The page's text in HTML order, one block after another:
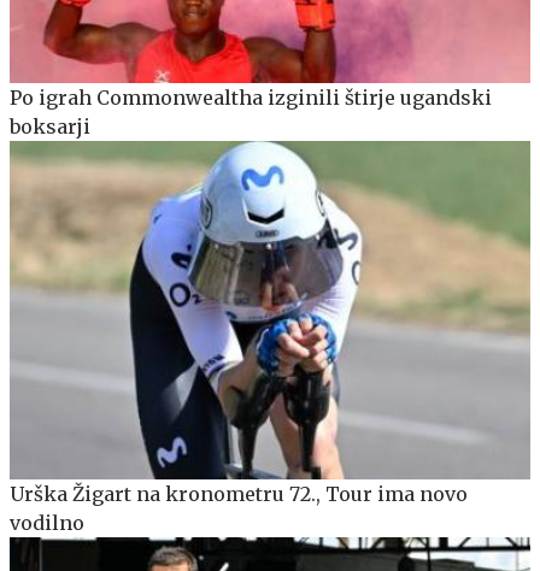
Po igrah Commonwealtha izginili štirje ugandski
boksarji
Urška Žigart na kronometru 72., Tour ima novo
vodilno